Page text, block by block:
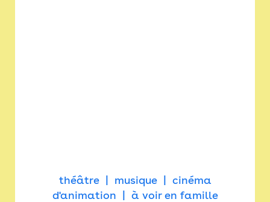
théâtre musique
cinéma
d'animation
à voir en famille